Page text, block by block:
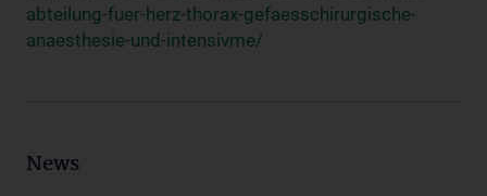
abteilung-fuer-herz-thorax-gefaesschirurgische-
anaesthesie-und-intensivme/
News